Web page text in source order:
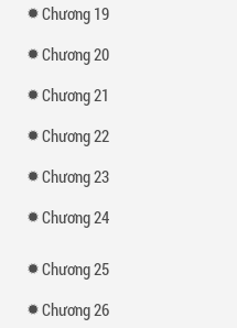
Chương 19
Chương 20
Chương 21
Chương 22
Chương 23
Chương 24
Chương 25
Chương 26